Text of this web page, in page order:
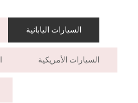
السيارات اليابانية
السيارات الأمريكية